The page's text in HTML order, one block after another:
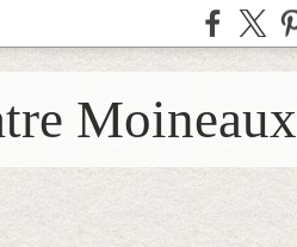
Moineaux